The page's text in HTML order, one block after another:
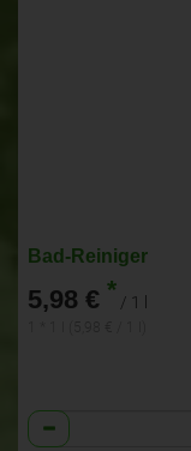
Bad-Reiniger
5,98 € * / 1 l
Anzahl